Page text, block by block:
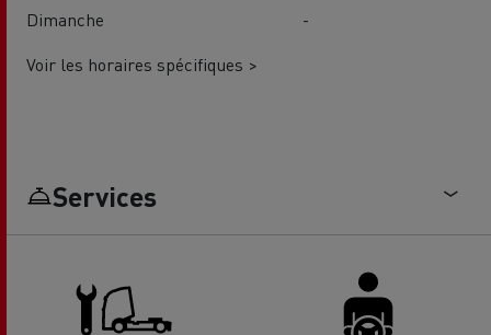
Dimanche
-
Voir les horaires spécifiques >
Services